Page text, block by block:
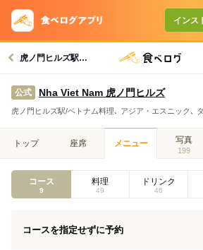
インス
虎ノ門ヒルズ駅グルメへ
公式 Nha Viet Nam 虎ノ門ヒルズ
虎ノ門ヒルズ駅/ベトナム料理､ アジア・エスニック､
トップ 座席 メニュー 写真
199
コース
9
料理
49
ドリンク
46
コースを指定せずに予約
コースで使えるクー
戻る
クーポンを利用せず予約